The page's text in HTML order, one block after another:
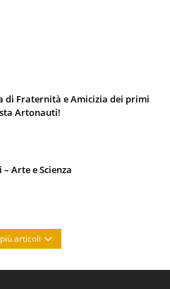
di Fraternità e Amicizia dei primi
Artonauti!
Arte e Scienza
articoli